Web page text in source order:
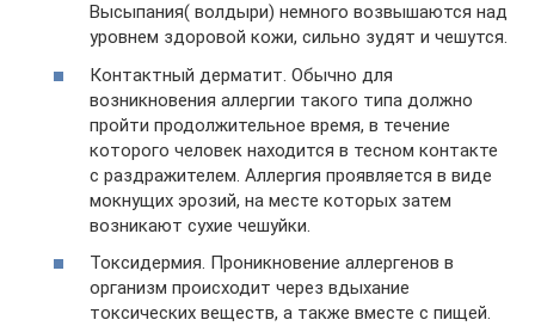
Высыпания( волдыри) немного возвышаются над
уровнем здоровой кожи, сильно зудят и чешутся.
Контактный дерматит. Обычно для
возникновения аллергии такого типа должно
пройти продолжительное время, в течение
которого человек находится в тесном контакте
с раздражителем. Аллергия проявляется в виде
мокнущих эрозий, на месте которых затем
возникают сухие чешуйки.
Токсидермия. Проникновение аллергенов в
организм происходит через вдыхание
токсических веществ, а также вместе с пищей.